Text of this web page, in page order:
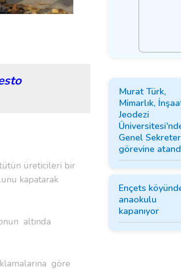
üreticileri bir
kapatarak
altında
göre
Murat Türk,
Mimarlık,
Jeodezi
Genel
görevine
Ençets
anaokulu
kapanıyor